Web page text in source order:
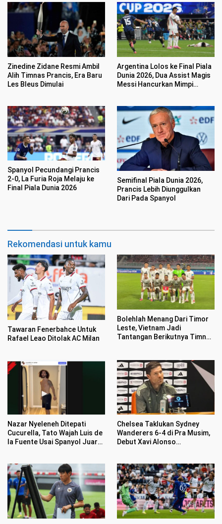
Zinedine Zidane Resmi Ambil
Alih Timnas Prancis, Era Baru
Les Bleus Dimulai
Argentina Lolos ke Final Piala
Dunia 2026, Dua Assist Magis
Messi Hancurkan Mimpi
Spanyol Pecundangi Prancis
2-0, La Furia Roja Melaju ke
Final Piala Dunia 2026
Semifinal Piala Dunia 2026,
Prancis Lebih Diunggulkan
Dari Pada Spanyol
Rekomendasi untuk kamu
Tawaran Fenerbahce Untuk
Rafael Leao Ditolak AC Milan
Bolehlah Menang Dari Timor
Leste, Vietnam Jadi
Tantangan Berikutnya Timnas
Nazar Nyeleneh Ditepati
Cucurella, Tato Wajah Luis de
la Fuente Usai Spanyol Juara
Chelsea Taklukan Sydney
Wanderers 6-4 di Pra Musim,
Debut Xavi Alonso